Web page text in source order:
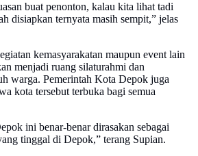
buat penonton, kalau kita lihat tadi
disiapkan ternyata masih sempit,” jelas
kemasyarakatan maupun event lain
menjadi ruang silaturahmi dan
warga. Pemerintah Kota Depok juga
kota tersebut terbuka bagi semua
ini benar-benar dirasakan sebagai
tinggal di Depok,” terang Supian.